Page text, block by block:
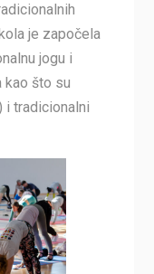
je započela
jogu i
kao što su
i tradicionalni